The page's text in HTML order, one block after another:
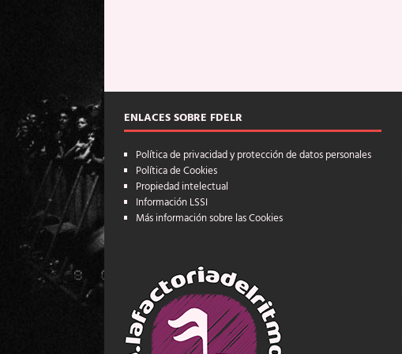
ENLACES SOBRE FDELR
Política de privacidad y protección de datos personales
Política de Cookies
Propiedad intelectual
Información LSSI
Más información sobre las Cookies